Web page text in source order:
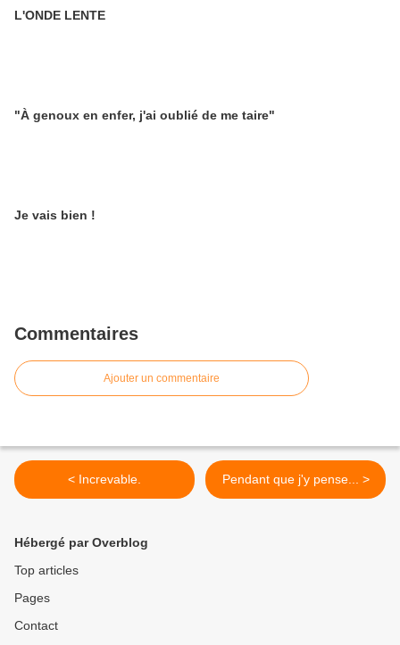
L'ONDE LENTE
"À genoux en enfer, j'ai oublié de me taire"
Je vais bien !
Commentaires
Ajouter un commentaire
< Increvable. Pendant que j'y pense... >
Hébergé par Overblog
Top articles
Pages
Contact